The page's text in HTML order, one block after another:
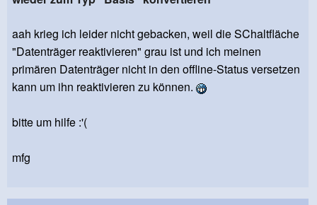
aah krieg ich leider nicht gebacken, weil die SChaltfläche
"Datenträger reaktivieren" grau ist und ich meinen
primären Datenträger nicht in den offline-Status versetzen
kann um ihn reaktivieren zu können.
bitte um hilfe :'(
mfg